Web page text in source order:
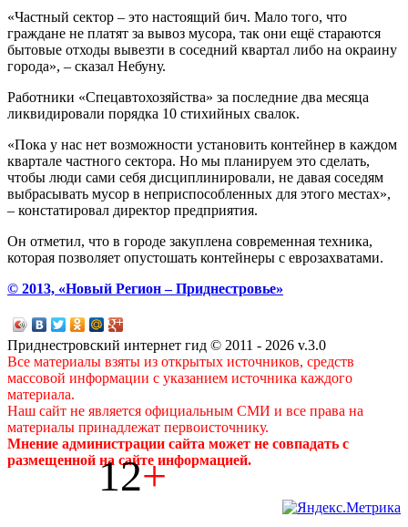
«Частный сектор – это настоящий бич. Мало того, что
граждане не платят за вывоз мусора, так они ещё стараются
бытовые отходы вывезти в соседний квартал либо на окраину
города», – сказал Небуну.
Работники «Спецавтохозяйства» за последние два месяца
ликвидировали порядка 10 стихийных свалок.
«Пока у нас нет возможности установить контейнер в каждом
квартале частного сектора. Но мы планируем это сделать,
чтобы люди сами себя дисциплинировали, не давая соседям
выбрасывать мусор в неприспособленных для этого местах»,
– констатировал директор предприятия.
Он отметил, что в городе закуплена современная техника,
которая позволяет опустошать контейнеры с еврозахватами.
© 2013, «Новый Регион – Приднестровье»
Приднестровский интернет гид © 2011 - 2026 v.3.0
Все материалы взяты из открытых источников, средств
массовой информации с указанием источника каждого
материала.
Наш сайт не является официальным СМИ и все права на
материалы принадлежат первоисточнику.
Мнение администрации сайта может не совпадать с
размещенной на сайте информацией.
12+